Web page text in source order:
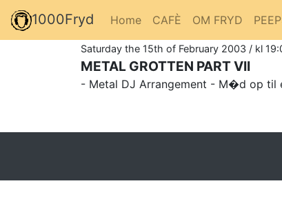
1000Fryd Home CAFÈ OM FRYD
Saturday the 15th of February 2003 / kl
METAL GROTTEN PART VII
- Metal DJ Arrangement - M�d op til